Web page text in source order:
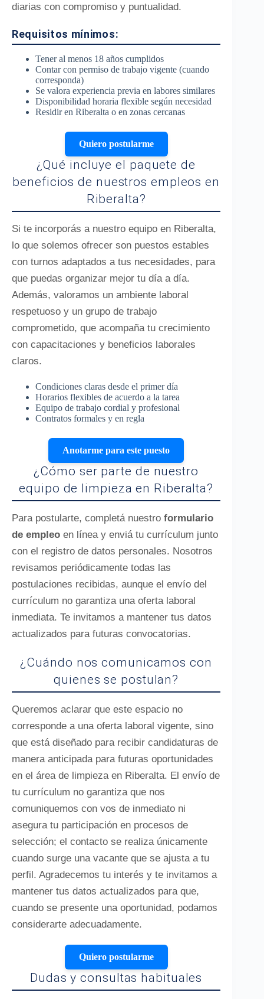
diarias con compromiso y puntualidad.
Requisitos mínimos:
Tener al menos 18 años cumplidos
Contar con permiso de trabajo vigente (cuando
corresponda)
Se valora experiencia previa en labores similares
Disponibilidad horaria flexible según necesidad
Residir en Riberalta o en zonas cercanas
Quiero postularme
¿Qué incluye el paquete de
beneficios de nuestros empleos en
Riberalta?
Si te incorporás a nuestro equipo en Riberalta,
lo que solemos ofrecer son puestos estables
con turnos adaptados a tus necesidades, para
que puedas organizar mejor tu día a día.
Además, valoramos un ambiente laboral
respetuoso y un grupo de trabajo
comprometido, que acompaña tu crecimiento
con capacitaciones y beneficios laborales
claros.
Condiciones claras desde el primer día
Horarios flexibles de acuerdo a la tarea
Equipo de trabajo cordial y profesional
Contratos formales y en regla
Anotarme para este puesto
¿Cómo ser parte de nuestro
equipo de limpieza en Riberalta?
Para postularte, completá nuestro formulario
de empleo en línea y enviá tu currículum junto
con el registro de datos personales. Nosotros
revisamos periódicamente todas las
postulaciones recibidas, aunque el envío del
currículum no garantiza una oferta laboral
inmediata. Te invitamos a mantener tus datos
actualizados para futuras convocatorias.
¿Cuándo nos comunicamos con
quienes se postulan?
Queremos aclarar que este espacio no
corresponde a una oferta laboral vigente, sino
que está diseñado para recibir candidaturas de
manera anticipada para futuras oportunidades
en el área de limpieza en Riberalta. El envío de
tu currículum no garantiza que nos
comuniquemos con vos de inmediato ni
asegura tu participación en procesos de
selección; el contacto se realiza únicamente
cuando surge una vacante que se ajusta a tu
perfil. Agradecemos tu interés y te invitamos a
mantener tus datos actualizados para que,
cuando se presente una oportunidad, podamos
considerarte adecuadamente.
Quiero postularme
Dudas y consultas habituales